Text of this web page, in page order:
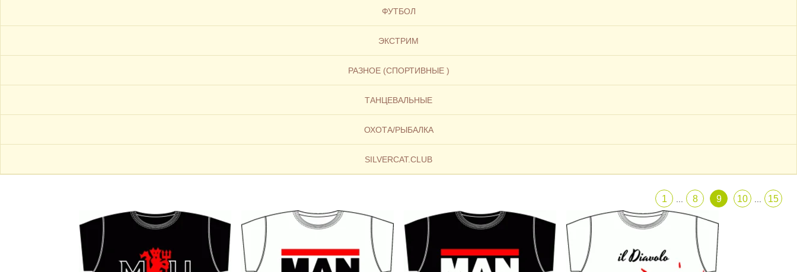
ФУТБОЛ
ЭКСТРИМ
РАЗНОЕ (СПОРТИВНЫЕ )
ТАНЦЕВАЛЬНЫЕ
ОХОТА/РЫБАЛКА
SILVERCAT.CLUB
1 8 9 10 15